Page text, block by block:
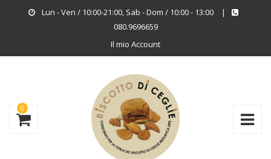
Lun - Ven / 10:00-21:00, Sab - Dom / 10:00 - 13:00
|
080.9696659
Il mio Account
0